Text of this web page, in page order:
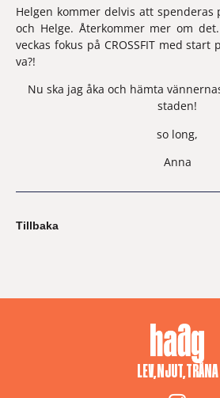
Helgen kommer delvis att
och Helge. Återkommer mer om
veckas fokus på CROSSFIT med start
va?!
Nu ska jag åka och hämta
staden!
so long,
Anna
Tillbaka
LEV, NJUT, TRÄNA